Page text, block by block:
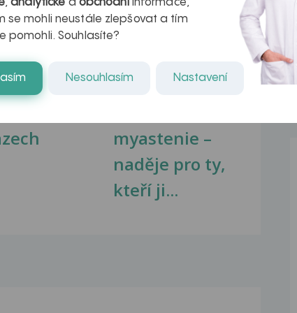
Inovativní
myastenie –
naděje pro ty,
kteří ji...
,analytické a obchodníinformace,
se mohli neustále zlepšovat a tím
pomohli. Souhlasíte?
Nesouhlasím Nastavení